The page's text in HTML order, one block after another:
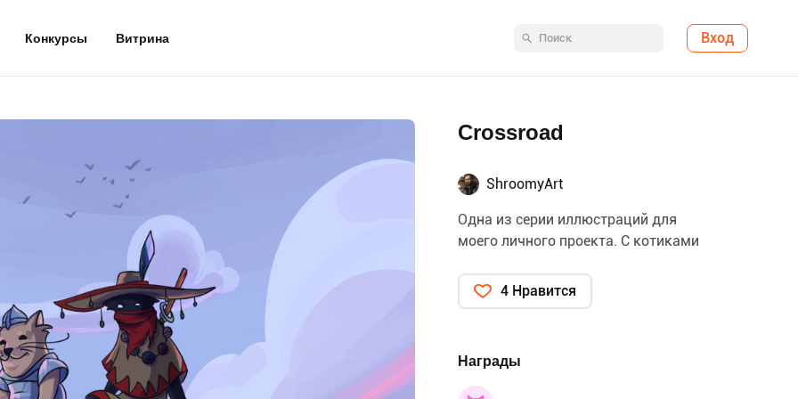
Конкурсы Витрина Вход
Crossroad
ShroomyArt
Одна из серии иллюстраций для
моего личного проекта. С котиками
4 Нравится
Награды